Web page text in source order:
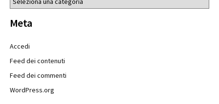
Meta
Accedi
Feed dei contenuti
Feed dei commenti
WordPress.org